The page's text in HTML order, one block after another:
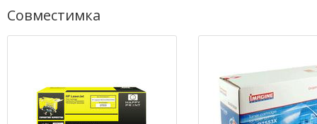
Совместимка